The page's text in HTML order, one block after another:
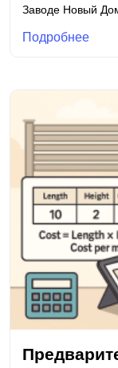
Заводе Новый
Подробнее